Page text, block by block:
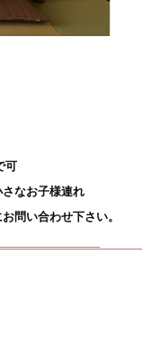
可
なお子様連れ
問い合わせ下さい。